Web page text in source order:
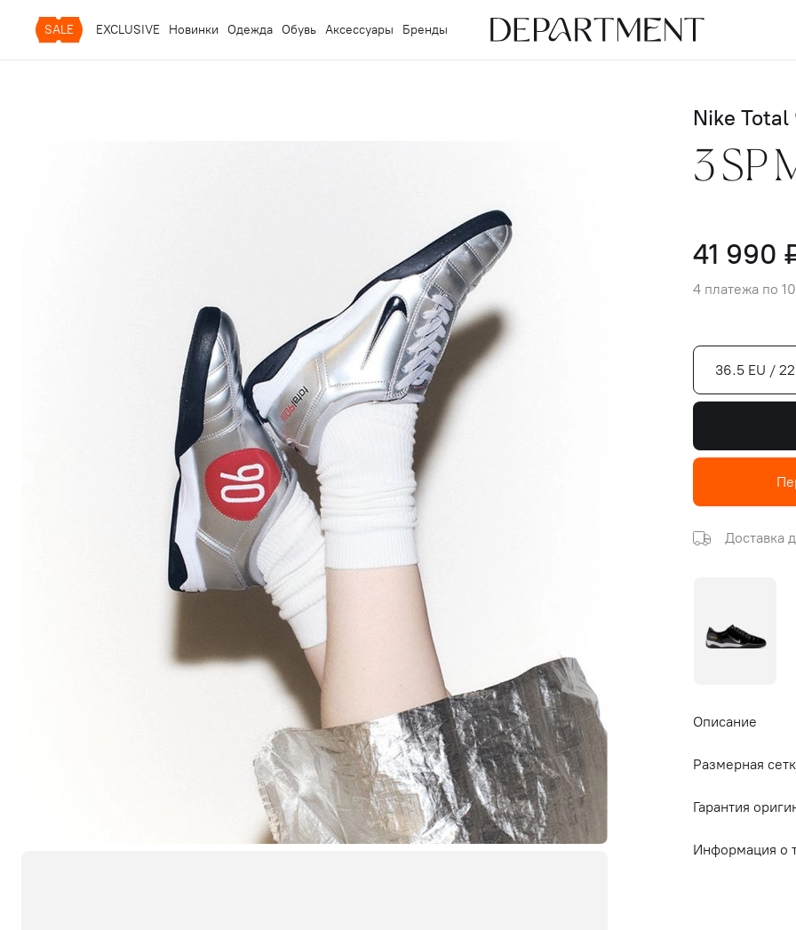
SALE EXCLUSIVE Новинки Одежда Обувь Аксессуары Бренды
Nike Total
3 SP
41 990
4 платежа по
36.5 EU /
Доставка
Описание
Размерная
Гарантия
Информация о